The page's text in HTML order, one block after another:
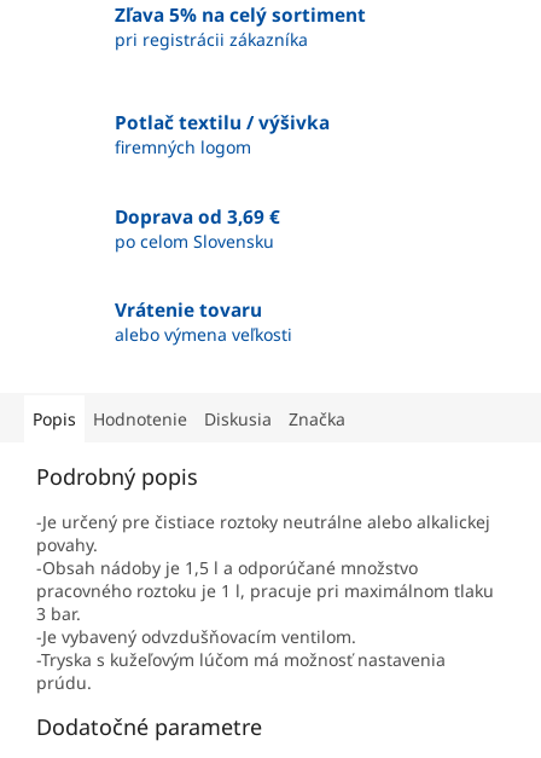
Zľava 5% na celý sortiment
pri registrácii zákazníka
Potlač textilu / výšivka
firemných logom
Doprava od 3,69 €
po celom Slovensku
Vrátenie tovaru
alebo výmena veľkosti
Popis Hodnotenie Diskusia Značka
Podrobný popis
-Je určený pre čistiace roztoky neutrálne alebo alkalickej
povahy.
-Obsah nádoby je 1,5 l a odporúčané množstvo
pracovného roztoku je 1 l, pracuje pri maximálnom tlaku
3 bar.
-Je vybavený odvzdušňovacím ventilom.
-Tryska s kužeľovým lúčom má možnosť nastavenia
prúdu.
Dodatočné parametre